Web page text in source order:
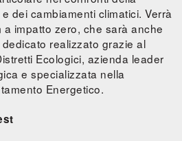
dei cambiamenti climatici. Verrà
impatto zero, che sarà anche
realizzato grazie al
Ecologici, azienda leader
e specializzata nella
Energetico.